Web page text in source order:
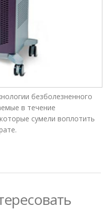
безболезненного
в течение
сумели воплотить